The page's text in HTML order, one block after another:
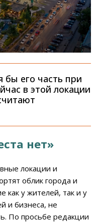
бы его часть при
в этой локации
нет»
локации и
облик города и
у жителей, так и у
и бизнеса, не
По просьбе редакции